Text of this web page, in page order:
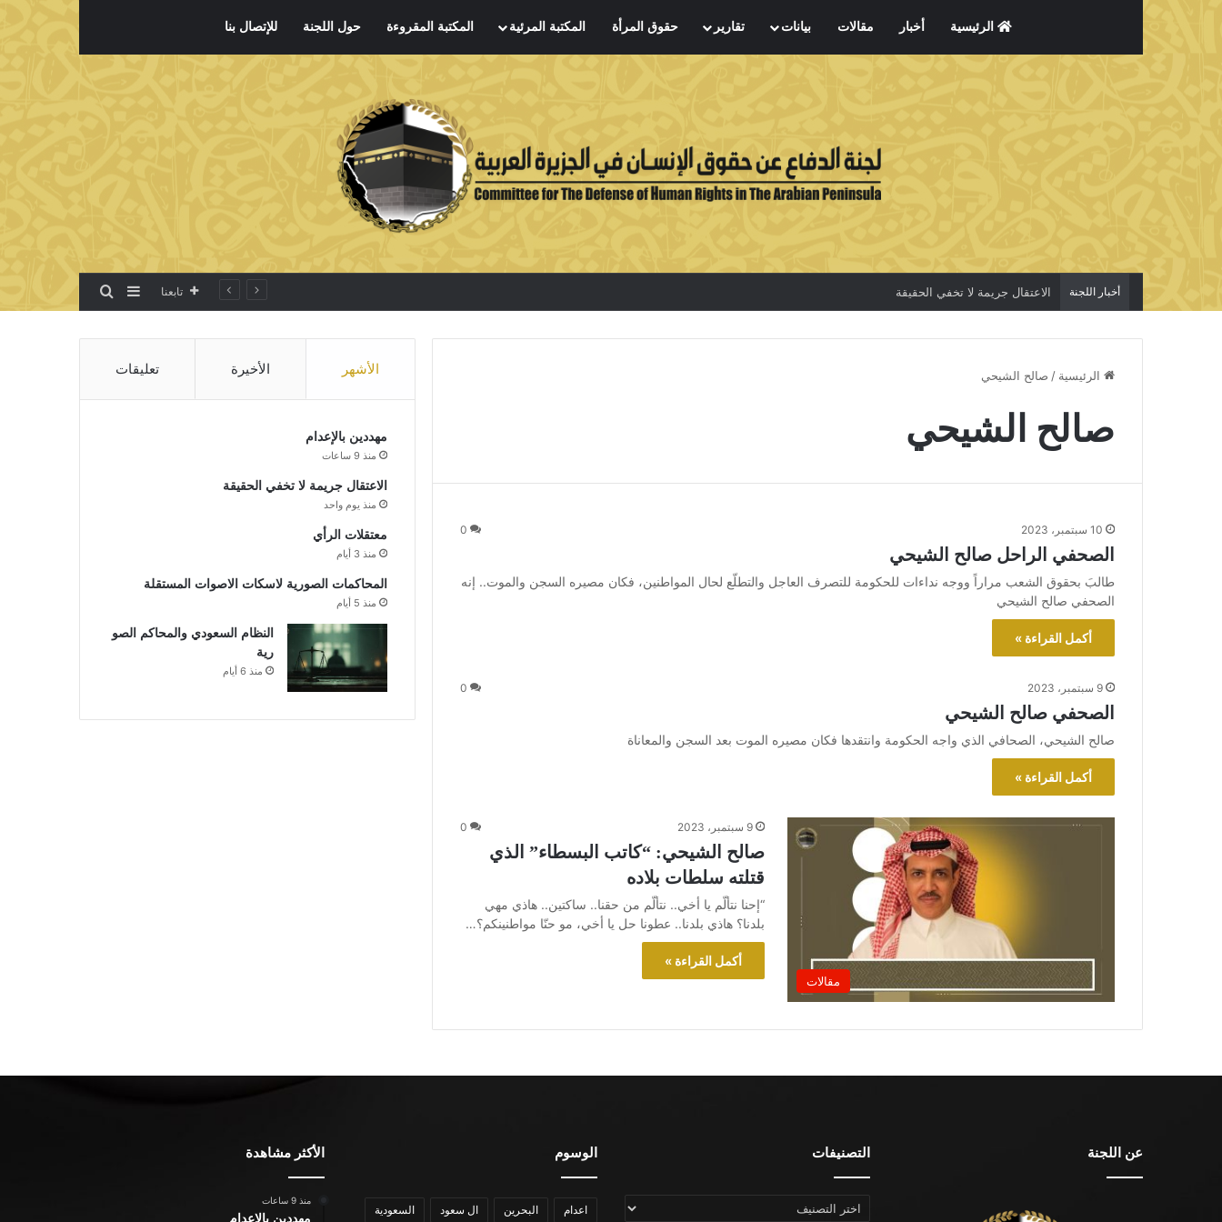
الرئيسية أخبار مقالات بيانات تقارير حقوق المرأة المكتبة المرئية المكتبة المقروءة حول اللجنة للإتصال بنا
أخبار اللجنة الاعتقال جريمة لا تخفي الحقيقة تابعنا إضافة عمود جانبي
بحث عن
الرئيسية / صالح الشيحي
صالح الشيحي
10 سبتمبر، 2023 0
الصحفي الراحل صالح الشيحي
طالبَ بحقوق الشعب مراراً ووجه نداءات للحكومة للتصرف العاجل والتطلّع لحال المواطنين، فكان مصيره السجن والموت.. إنه
الصحفي صالح الشيحي
أكمل القراءة »
9 سبتمبر، 2023 0
الصحفي صالح الشيحي
صالح الشيحي، الصحافي الذي واجه الحكومة وانتقدها فكان مصيره الموت بعد السجن والمعاناة
أكمل القراءة »
مقالات
9 سبتمبر، 2023 0
صالح الشيحي: “كاتب البسطاء” الذي
قتلته سلطات بلاده
“إحنا نتألّم يا أخي.. نتألّم من حقنا.. ساكتين.. هاذي مهي
بلدنا؟ هاذي بلدنا.. عطونا حل يا أخي، مو حنّا مواطنينكم؟…
أكمل القراءة »
الأشهر الأخيرة تعليقات
مهددين بالإعدام
منذ 9 ساعات
الاعتقال جريمة لا تخفي الحقيقة
منذ يوم واحد
معتقلات الرأي
منذ 3 أيام
المحاكمات الصورية لاسكات الاصوات المستقلة
منذ 5 أيام
النظام السعودي والمحاكم الصو
رية
منذ 6 أيام
عن اللجنة التصنيفات
التصنيفات
الوسوم
اعدام البحرين ال سعود السعودية
الأكثر مشاهدة
منذ 9 ساعات
مهددين بالإعدام